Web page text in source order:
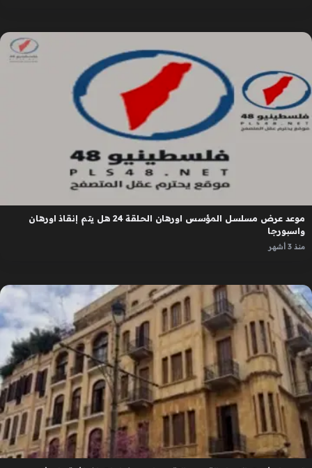
موعد عرض مسلسل المؤسس اورهان الحلقة 24 هل يتم إنقاذ اورهان
واسبورجا
منذ 3 أشهر